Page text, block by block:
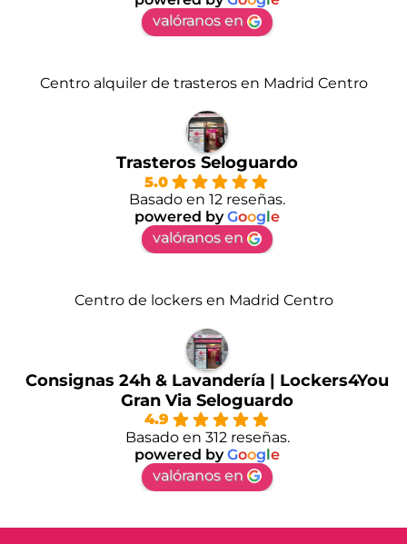
valóranos en
Centro alquiler de trasteros en Madrid Centro
Trasteros Seloguardo
5.0
Basado en 12 reseñas.
powered byGoogle
valóranos en
Centro de lockers en Madrid Centro
Consignas 24h & Lavandería | Lockers4You
Gran Via Seloguardo
4.9
Basado en 312 reseñas.
powered byGoogle
valóranos en